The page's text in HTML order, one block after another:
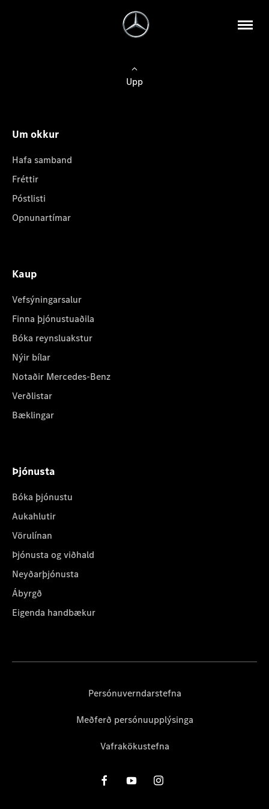
Upp
Um okkur
Hafa samband
Fréttir
Póstlisti
Opnunartímar
Kaup
Vefsýningarsalur
Finna þjónustuaðila
Bóka reynsluakstur
Nýir bílar
Notaðir Mercedes-Benz
Verðlistar
Bæklingar
Þjónusta
Bóka þjónustu
Aukahlutir
Vörulínan
Þjónusta og viðhald
Neyðarþjónusta
Ábyrgð
Eigenda handbækur
Persónuverndarstefna
Meðferð persónuupplýsinga
Vafrakökustefna